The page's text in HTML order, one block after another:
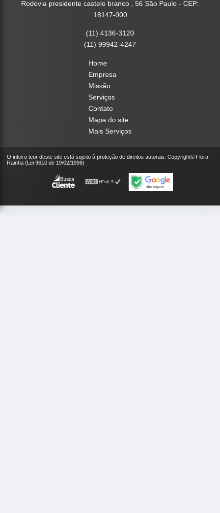
Rodovia presidente castelo branco , 56 São Paulo - CEP:
18147-000
(11) 4136-3120
(11) 99942-4247
Home
Empresa
Missão
Serviços
Contato
Mapa do site
Mais Serviços
O inteiro teor deste site está sujeito à proteção de direitos autorais. Copyright© Flora
Rainha (Lei 9610 de 19/02/1998)